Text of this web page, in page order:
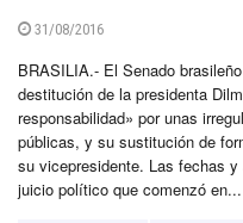
31/08/2016
BRASILIA.- El Senado
destitución de la presidenta
responsabilidad» por unas
públicas, y su sustitución de
su vicepresidente. Las fechas
juicio político que comenzó en...